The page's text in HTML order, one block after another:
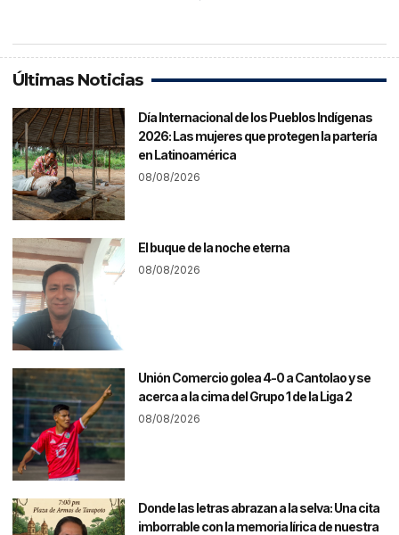
Últimas Noticias
Día Internacional de los Pueblos Indígenas
2026: Las mujeres que protegen la partería
en Latinoamérica
08/08/2026
El buque de la noche eterna
08/08/2026
Unión Comercio golea 4-0 a Cantolao y se
acerca a la cima del Grupo 1 de la Liga 2
08/08/2026
Donde las letras abrazan a la selva: Una cita
imborrable con la memoria lírica de nuestra